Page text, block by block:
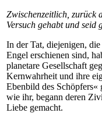
Zwischenzeitlich, zurück
Versuch gehabt und seid
In der Tat, diejenigen,
Engel erschienen sind,
planetare Gesellschaft
Kernwahrheit und ihre
Ebenbild des Schöpfers«
wie ihr, begann deren
Liebe gemacht.